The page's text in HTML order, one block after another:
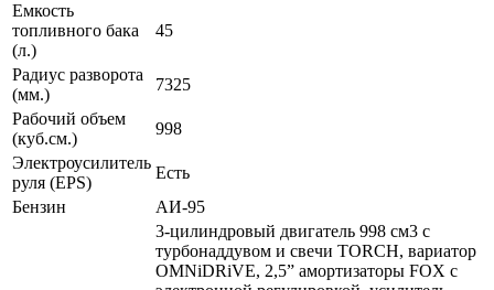
Емкость
топливного бака
(л.)
45
Радиус разворота
(мм.)
7325
Рабочий объем
(куб.см.)
998
Электроусилитель
руля (EPS)
Есть
Бензин
АИ-95
3-цилиндровый двигатель 998 см3 с
турбонаддувом и свечи TORCH, вариатор
OMNiDRiVE, 2,5” амортизаторы FOX с